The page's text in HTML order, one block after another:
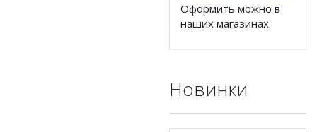
Оформить можно в
наших магазинах.
Новинки